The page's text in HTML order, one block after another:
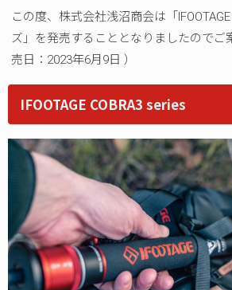
この度、株式会社浅沼商会は「
ズ」を発売することとなりましたのでご
売日：2023年6月9日 ）
IFOOTAGE COBRA3 series